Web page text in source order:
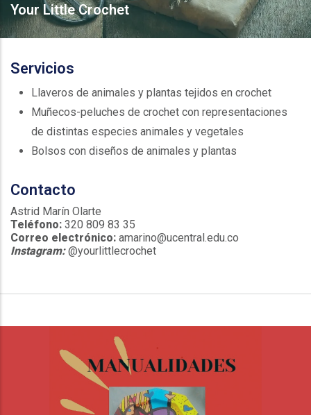
Your Little Crochet
Servicios
Llaveros de animales y plantas tejidos en crochet
Muñecos-peluches de crochet con representaciones
de distintas especies animales y vegetales
Bolsos con diseños de animales y plantas
Contacto
Astrid Marín Olarte
Teléfono: 320 809 83 35
Correo electrónico: amarino@ucentral.edu.co
Instagram:@yourlittlecrochet